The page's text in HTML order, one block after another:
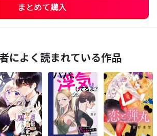
まとめて購入
によく読まれている作品